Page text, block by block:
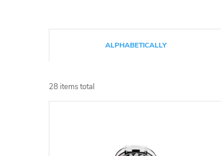
r
o
ALPHABETICALLY
28 items total